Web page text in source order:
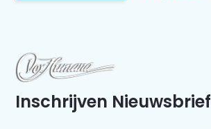
Inschrijven Nieuwsbrief